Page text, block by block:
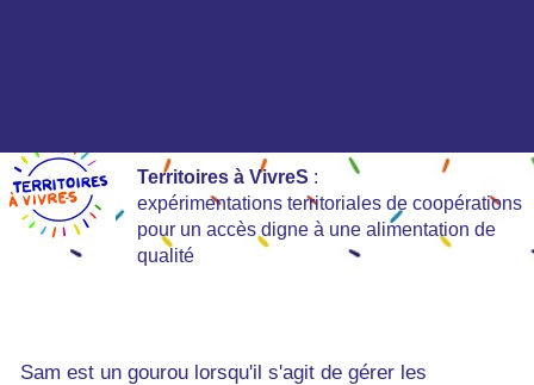
Territoires à VivreS :
expérimentations territoriales de coopérations
pour un accès digne à une alimentation de
qualité
Sam est un gourou lorsqu'il s'agit de gérer les